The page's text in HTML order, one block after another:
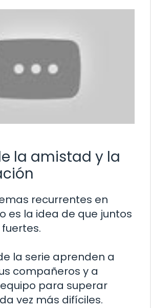
la amistad y la
recurrentes en
es la idea de que juntos
la serie aprenden a
compañeros y a
para superar
vez más difíciles.